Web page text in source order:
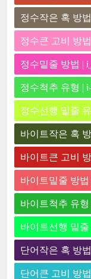
정수작은 혹 방
정수큰 고비 방
정수밑줄 방법 |
정수척추 유형 |
정수선행 밑줄 유
바이트작은 혹
바이트큰 고비
바이트밑줄 방법
바이트척추 유형
바이트선행 밑줄
단어작은 혹 방
단어큰 고비 방